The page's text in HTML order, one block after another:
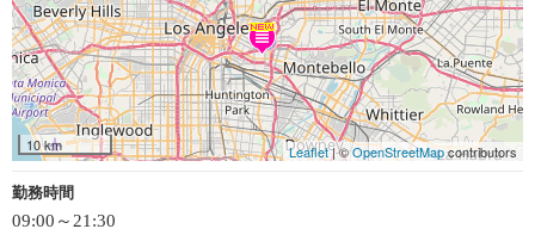
10 km Leaflet| ©OpenStreetMapcontributors
勤務時間
09:00～21:30